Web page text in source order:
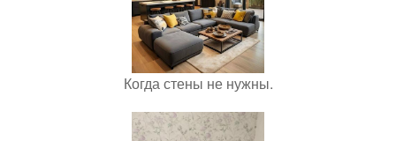
Когда стены не нужны.